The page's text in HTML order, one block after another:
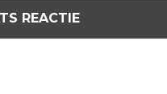
REACTIE